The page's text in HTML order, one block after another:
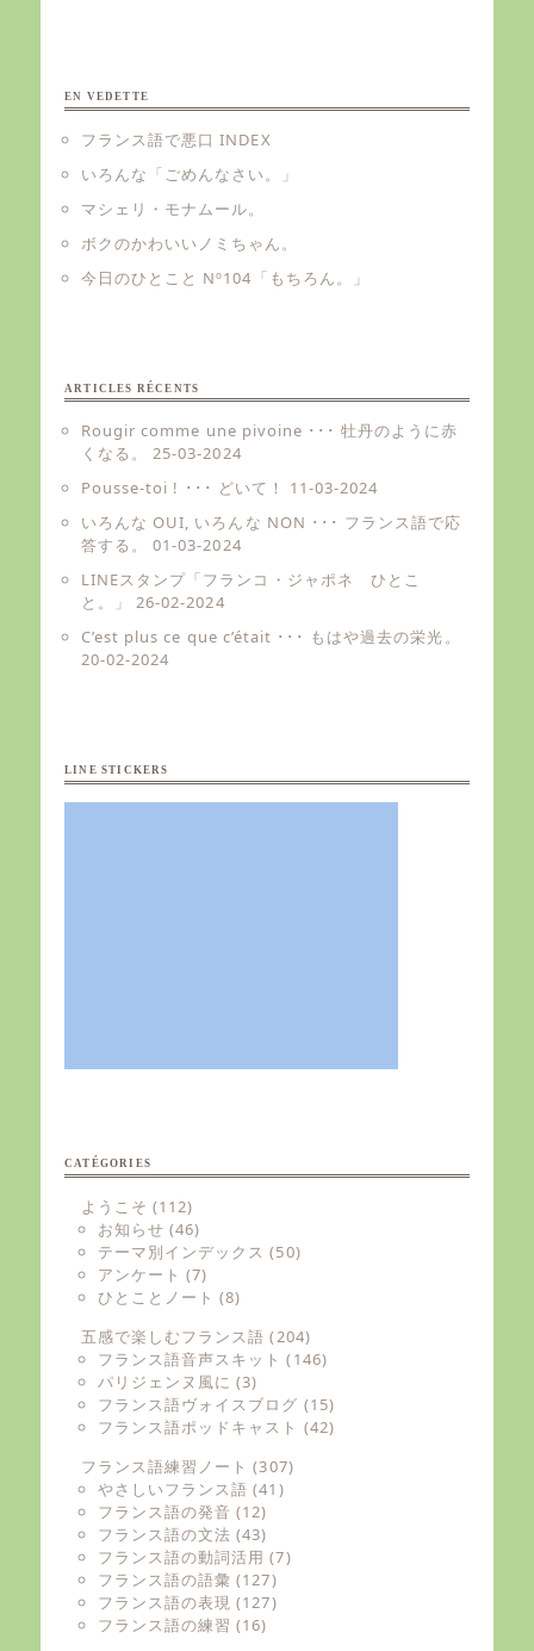
EN VEDETTE
フランス語で悪口 INDEX
いろんな「ごめんなさい。」
マシェリ・モナムール。
ボクのかわいいノミちゃん。
今日のひとこと Nº104「もちろん。」
ARTICLES RÉCENTS
Rougir comme une pivoine ･･･ 牡丹のように赤
くなる。
25-03-2024
Pousse-toi ! ･･･ どいて！
11-03-2024
いろんな OUI, いろんな NON ･･･ フランス語で応
答する。
01-03-2024
LINEスタンプ「フランコ・ジャポネ ひとこ
と。」
26-02-2024
C’est plus ce que c’était ･･･ もはや過去の栄光。
20-02-2024
LINE STICKERS
CATÉGORIES
ようこそ (112)
お知らせ (46)
テーマ別インデックス (50)
アンケート (7)
ひとことノート (8)
五感で楽しむフランス語 (204)
フランス語音声スキット (146)
パリジェンヌ風に (3)
フランス語ヴォイスブログ (15)
フランス語ポッドキャスト (42)
フランス語練習ノート (307)
やさしいフランス語 (41)
フランス語の発音 (12)
フランス語の文法 (43)
フランス語の動詞活用 (7)
フランス語の語彙 (127)
フランス語の表現 (127)
フランス語の練習 (16)